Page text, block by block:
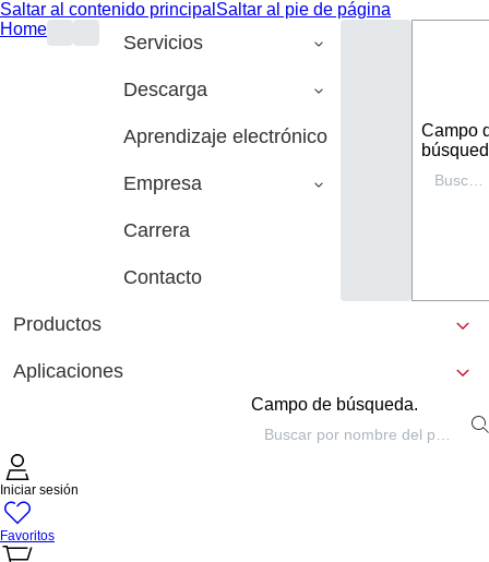
Saltar al contenido principal Saltar al pie de página
Home
Servicios
Descarga
Aprendizaje electrónico
Empresa
Carrera
Contacto
Campo
Productos
Aplicaciones
Campo de búsqueda.
Iniciar sesión
Favoritos